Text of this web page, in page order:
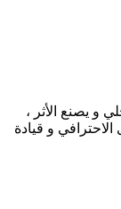
و يصنع الأثر ،
و قيادة